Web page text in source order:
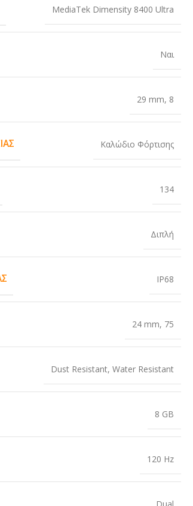
MediaTek Dimensity 8400 Ultra
Ναι
29 mm, 8
Καλώδιο Φόρτισης
134
Διπλή
IP68
24 mm, 75
Dust Resistant, Water Resistant
8 GB
120 Hz